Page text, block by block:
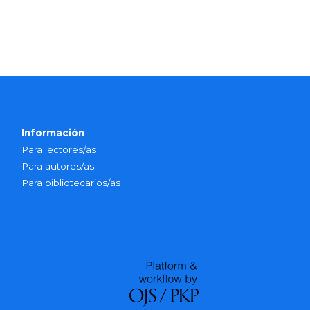
Información
Para lectores/as
Para autores/as
Para bibliotecarios/as